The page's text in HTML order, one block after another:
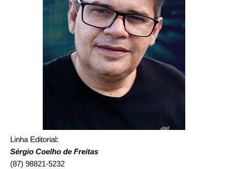
Linha Editorial:
Sérgio Coelho de Freitas
(87) 98821-5232